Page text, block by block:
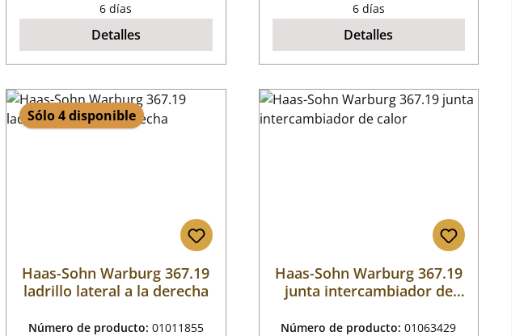
6 días
Detalles
6 días
Detalles
Sólo 4 disponible
Haas-Sohn Warburg 367.19
ladrillo lateral a la derecha
Número de producto: 01011855
Haas-Sohn Warburg 367.19
junta intercambiador de
Número de producto:01063429